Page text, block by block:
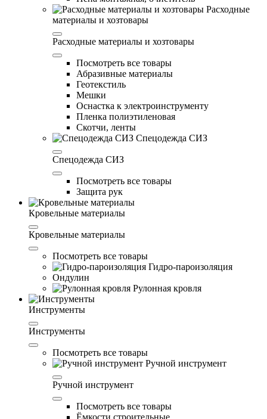
Расходные
материалы и хозтовары
Расходные материалы и хозтовары
Посмотреть все товары
Абразивные материалы
Геотекстиль
Мешки
Оснастка к электроинструменту
Пленка полиэтиленовая
Скотчи, ленты
Спецодежда СИЗ
Спецодежда СИЗ
Посмотреть все товары
Защита рук
Кровельные материалы
Кровельные материалы
Посмотреть все товары
Гидро-пароизоляция
Ондулин
Рулонная кровля
Инструменты
Инструменты
Посмотреть все товары
Ручной инструмент
Ручной инструмент
Посмотреть все товары
Ёмкости строительные